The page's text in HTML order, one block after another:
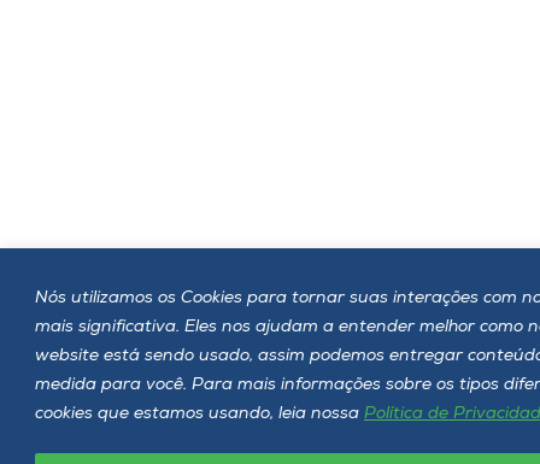
Nós utilizamos os Cookies para tornar suas interações com
mais significativa. Eles nos ajudam a entender melhor como
website está sendo usado, assim podemos entregar
medida para você. Para mais informações sobre os tipos
cookies que estamos usando, leia nossa Política de